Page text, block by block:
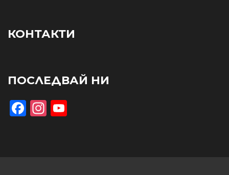
КОНТАКТИ
ПОСЛЕДВАЙ НИ
Facebook
Instagram